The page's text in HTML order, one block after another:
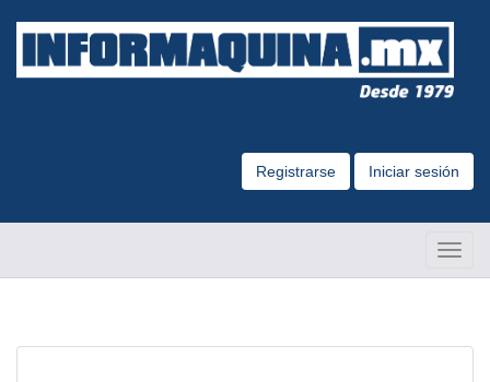
Registrarse Iniciar sesión